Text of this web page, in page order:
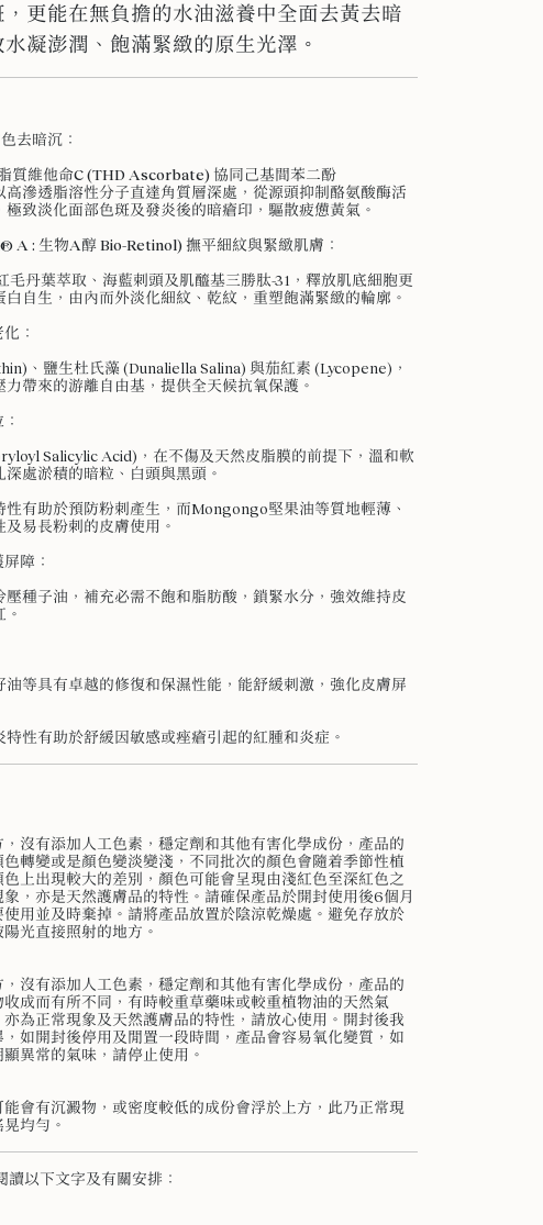
更能在無負擔的水油滋養中全面去黃去暗
凝澎潤、飽滿緊緻的原生光澤。
去暗沉 ：
質維他命C (THD Ascorbate)協同己基間苯二酚
滲透脂溶性分子直達角質層深處，從源頭抑制酪氨酸酶活
致淡化面部色斑及發炎後的暗瘡印，驅散疲憊黃氣。
A : 生物A醇 Bio-Retinol) 撫平細紋與緊緻肌膚 ：
毛丹葉萃取、海藍刺頭及肌醯基三勝肽-31，釋放肌底細胞更
自生，由內而外淡化細紋、乾紋，重塑飽滿緊緻的輪廓。
化 ：
、鹽生杜氏藻 (Dunaliella Salina) 與茄紅素 (Lycopene)，
帶來的游離自由基，提供全天候抗氧保護。
：
Salicylic Acid)，在不傷及天然皮脂膜的前提下，溫和軟
處淤積的暗粒、白頭與黑頭。
性有助於預防粉刺產生，而Mongongo堅果油等質地輕薄、
易長粉刺的皮膚使用。
屏障 ：
壓種子油，補充必需不飽和脂肪酸，鎖緊水分，強效維持皮
油等具有卓越的修復和保濕性能，能舒緩刺激，強化皮膚屏
性有助於舒緩因敏感或痤瘡引起的紅腫和炎症。
沒有添加人工色素，穩定劑和其他有害化學成份，產品的
轉變或是顏色變淡變淺，不同批次的顏色會隨着季節性植
上出現較大的差別，顏色可能會呈現由淺紅色至深紅色之
，亦是天然護膚品的特性。請確保產品於開封使用後6個月
用並及時棄掉。請將產品放置於陰涼乾燥處。避免存放於
光直接照射的地方。
沒有添加人工色素，穩定劑和其他有害化學成份，產品的
成而有所不同，有時較重草藥味或較重植物油的天然氣
為正常現象及天然護膚品的特性，請放心使用。開封後我
如開封後停用及閒置一段時間，產品會容易氧化變質，如
異常的氣味，請停止使用。
會有沉澱物，或密度較低的成份會浮於上方，此乃正常現
均勻。
以下文字及有關安排：